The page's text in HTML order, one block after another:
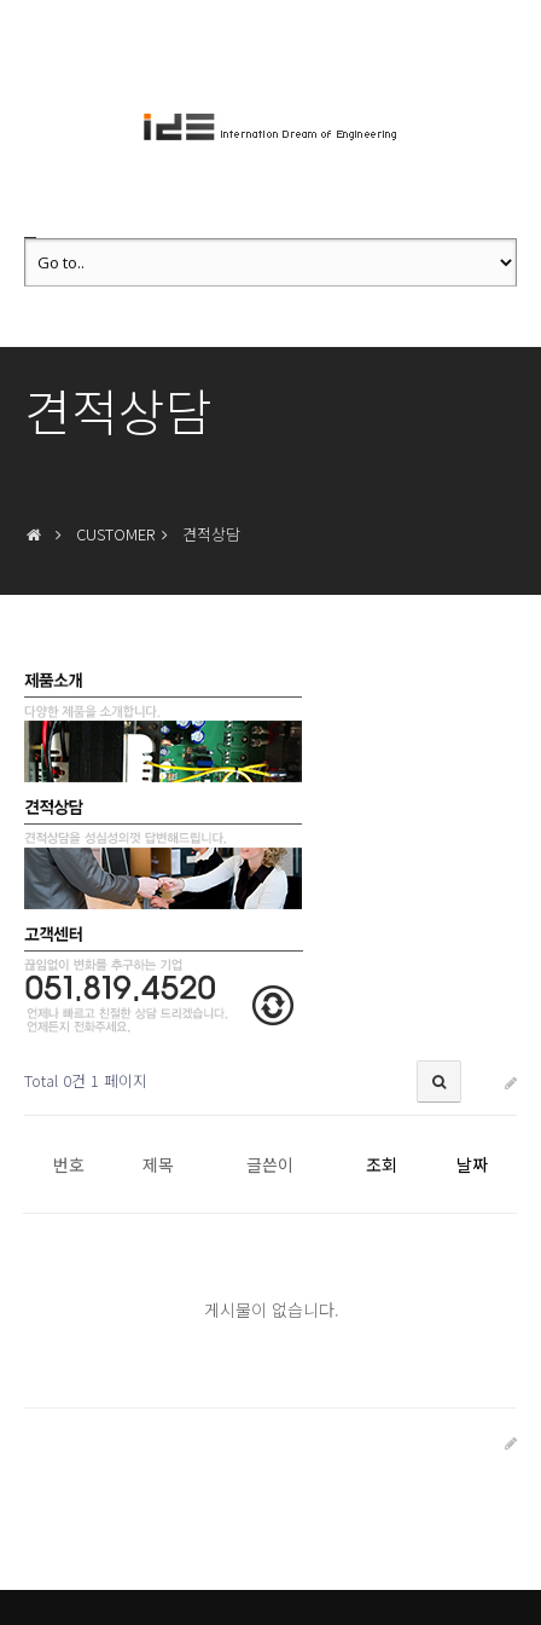
견적상담
CUSTOMER 견적상담
Total 0건 1 페이지
번호 제목 글쓴이 조회 날짜
게시물이 없습니다.